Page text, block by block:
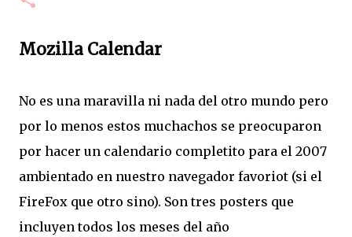
Mozilla Calendar
No es una maravilla ni nada del otro mundo pero
por lo menos estos muchachos se preocuparon
por hacer un calendario completito para el 2007
ambientado en nuestro navegador favoriot (si el
FireFox que otro sino). Son tres posters que
incluyen todos los meses del año